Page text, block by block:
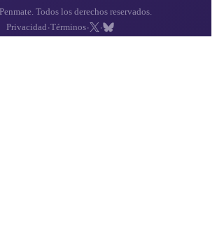
Todos los derechos reservados.
Privacidad ·Términos· ·